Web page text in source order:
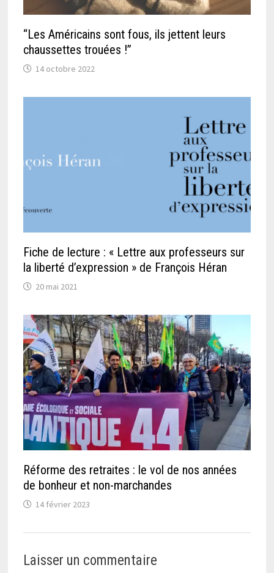
“Les Américains sont fous, ils jettent leurs
chaussettes trouées !”
14 octobre 2022
Fiche de lecture : « Lettre aux professeurs sur
la liberté d’expression » de François Héran
20 mai 2021
Réforme des retraites : le vol de nos années
de bonheur et non-marchandes
14 février 2023
Laisser un commentaire